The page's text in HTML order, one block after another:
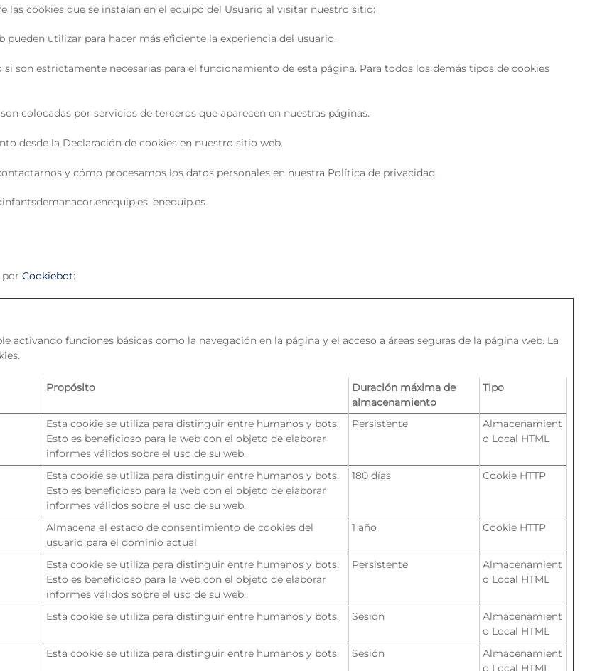
cookies que se instalan en el equipo del Usuario al visitar nuestro sitio:
utilizar para hacer más eficiente la experiencia del usuario.
son estrictamente necesarias para el funcionamiento de esta página. Para todos los demás tipos de cookies
colocadas por servicios de terceros que aparecen en nuestras páginas.
desde la Declaración de cookies en nuestro sitio web.
y cómo procesamos los datos personales en nuestra Política de privacidad.
enequip.es
por Cookiebot:
activando funciones básicas como la navegación en la página y el acceso a áreas seguras de la página web. La
Propósito
Duración máxima de
almacenamiento
Tipo
Esta cookie se utiliza para distinguir entre humanos y bots.
Esto es beneficioso para la web con el objeto de elaborar
informes válidos sobre el uso de su web.
Persistente
Almacenamient
o Local HTML
Esta cookie se utiliza para distinguir entre humanos y bots.
Esto es beneficioso para la web con el objeto de elaborar
informes válidos sobre el uso de su web.
180 días Cookie HTTP
Almacena el estado de consentimiento de cookies del
usuario para el dominio actual
1 año Cookie HTTP
Esta cookie se utiliza para distinguir entre humanos y bots.
Esto es beneficioso para la web con el objeto de elaborar
informes válidos sobre el uso de su web.
Persistente
Almacenamient
o Local HTML
Esta cookie se utiliza para distinguir entre humanos y bots. Sesión
Almacenamient
o Local HTML
Esta cookie se utiliza para distinguir entre humanos y bots. Sesión
Almacenamient
o Local HTML